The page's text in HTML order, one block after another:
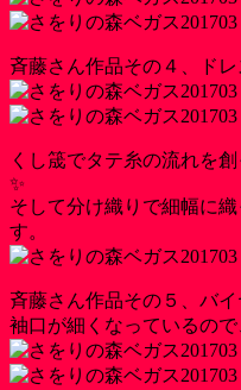
斉藤さん作品その４、ド
くし筬でタテ糸の流れを
✨
そして分け織りで細幅に
す。
斉藤さん作品その５、バイ
袖口が細くなっているの